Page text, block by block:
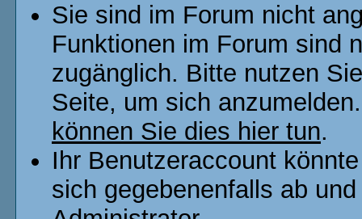
Sie sind im Forum nicht
Funktionen im Forum sind
zugänglich. Bitte nutzen
Seite, um sich
können Sie dies hier tun.
Ihr Benutzeraccount
sich gegebenenfalls ab